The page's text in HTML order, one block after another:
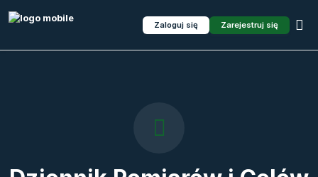
Zaloguj się Zarejestruj się